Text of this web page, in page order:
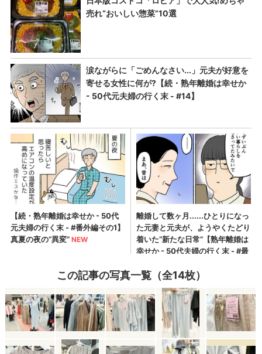
この記事の写真一覧（全14枚）